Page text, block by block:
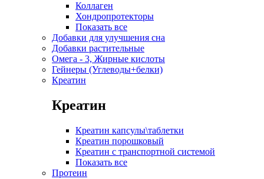
Коллаген
Хондропротекторы
Показать все
Добавки для улучшения сна
Добавки растительные
Омега - 3, Жирные кислоты
Гейнеры (Углеводы+белки)
Креатин
Креатин
Креатин капсулы\таблетки
Креатин порошковый
Креатин с транспортной системой
Показать все
Протеин